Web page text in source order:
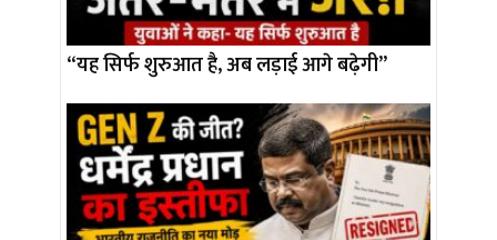
“यह सिर्फ शुरुआत है, अब लड़ाई आगे बढ़ेगी”